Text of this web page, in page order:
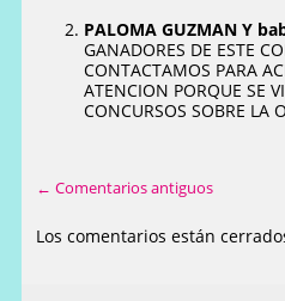
PALOMA GUZMAN Y
GANADORES DE ESTE
CONTACTAMOS PARA
ATENCION PORQUE SE
CONCURSOS SOBRE LA
← Comentarios antiguos
Los comentarios están